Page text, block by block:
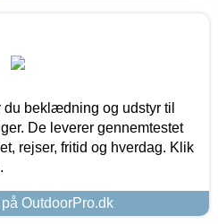
beklædning og udstyr til
De leverer gennemtestet
rejser, fritid og hverdag. Klik
OutdoorPro.dk